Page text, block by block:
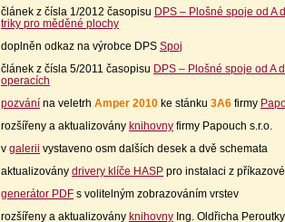
článek z čísla 1/2012 časopisu DPS – Plošné spoje od A
triky pro měděné plochy
doplněn odkaz na výrobce DPS Spoj
článek z čísla 5/2011 časopisu DPS – Plošné spoje od A
operacích
pozvání na veletrh Amper 2010 ke stánku 3A6 firmy
rozšířeny a aktualizovány knihovny firmy Papouch s.r.o.
v galerii vystaveno osm dalších desek a dvě schemata
aktualizovány drivery klíče HASP pro instalaci z
generátor PDF s volitelným zobrazováním vrstev
rozšířeny a aktualizovány knihovny Ing. Oldřicha Peroutky